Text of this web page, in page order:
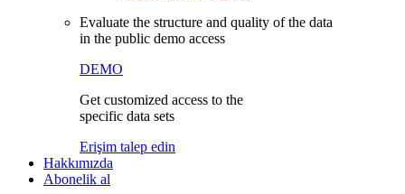
Evaluate the structure and quality of the data
in the public demo access
DEMO
Get customized access to the
specific data sets
Erişim talep edin
Hakkımızda
Abonelik al